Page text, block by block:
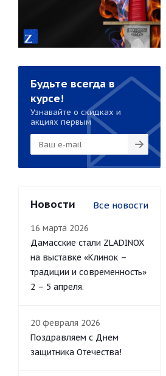
Будьте всегда в
курсе!
Узнавайте о скидках и
акциях первым
Новости Все новости
16 марта 2026
Дамасские стали ZLADINOX
на выставке «Клинок –
традиции и современность»
2 – 5 апреля.
20 февраля 2026
Поздравляем с Днем
защитника Отечества!